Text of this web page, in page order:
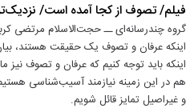
فیلم/ تصوف از کجا آمده است/
گروه چندرسانه‌ای ــ حجت‌الاسلام مرتضی
اینکه عرفان و تصوف یک حقیقت هستند،
اینکه باید توجه کنیم که عرفان و تصوف نیز
هم در این زمینه نیازمند آسیب‌شناسی
و غیراصیل تمایز قائل شویم.